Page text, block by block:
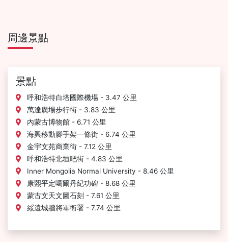
周邊景點
景點
呼和浩特白塔國際機場 - 3.47 公里
萬達廣場步行街 - 3.83 公里
內蒙古博物館 - 6.71 公里
海興移動腳手架一條街 - 6.74 公里
金宇文苑商業街 - 7.12 公里
呼和浩特北垣吧街 - 4.83 公里
Inner Mongolia Normal University - 8.46 公里
康熙平定噶爾丹紀功碑 - 8.68 公里
蒙古文天文圖石刻 - 7.61 公里
綏遠城牆將軍衙署 - 7.74 公里